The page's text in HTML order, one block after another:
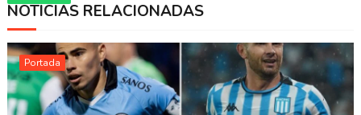
Whatsapp
NOTICIAS RELACIONADAS
Portada